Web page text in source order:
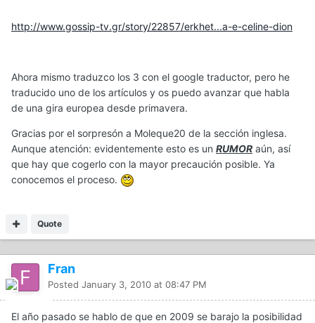
http://www.gossip-tv.gr/story/22857/erkhet...a-e-celine-dion
Ahora mismo traduzco los 3 con el google traductor, pero he
traducido uno de los artículos y os puedo avanzar que habla
de una gira europea desde primavera.
Gracias por el sorpresón a Moleque20 de la sección inglesa.
Aunque atención: evidentemente esto es un RUMOR aún, así
que hay que cogerlo con la mayor precaución posible. Ya
conocemos el proceso.
Quote
Fran
Posted January 3, 2010 at 08:47 PM
El año pasado se hablo de que en 2009 se barajo la posibilidad